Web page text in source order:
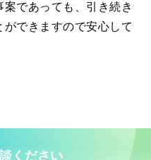
であっても、引き続き
できますので安心して
ください